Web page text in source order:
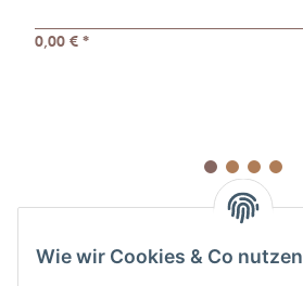
0,00 € *
Wie wir Cookies & Co nutzen